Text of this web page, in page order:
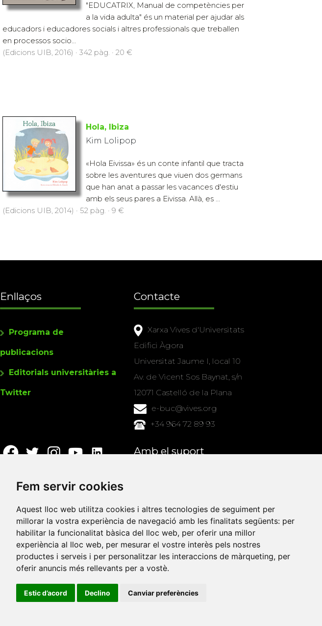
Fem servir cookies
Aquest lloc web utilitza cookies i altres tecnologies de seguiment per
millorar la vostra experiència de navegació amb les finalitats següents: per
habilitar la funcionalitat bàsica del lloc web, per oferir una millor
experiència al lloc web, per mesurar el vostre interès pels nostres
productes i serveis i per personalitzar les interaccions de màrqueting, per
oferir anuncis més rellevants per a vostè.
Estic d’acord Declino Canviar preferències
"EDUCATRIX, Manual de competències per
a la vida adulta" és un material per ajudar als
educadors i educadores socials i altres professionals que treballen
en processos socio...
(Edicions UIB, 2016) · 342 pàg. · 20 €
Hola, Ibiza
Kim Lolipop
«Hola Eivissa» és un conte infantil que tracta
sobre les aventures que viuen dos germans
que han anat a passar les vacances d'estiu
amb els seus pares a Eivissa. Allà, es ...
(Edicions UIB, 2014) · 52 pàg. · 9 €
Enllaços
Programa de
publicacions
Editorials universitàries a
Twitter
Contacte
Xarxa Vives d'Universitats
Edifici Àgora
Universitat Jaume I, local 10
Av. de Vicent Sos Baynat, s/n
12071 Castelló de la Plana
e-buc@vives.org
+34 964 72 89 93
Amb el suport
Autònoma de Barcelona